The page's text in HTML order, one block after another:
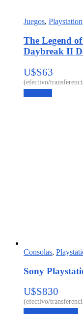
Juegos, Playstation
The Legend
Daybreak II
U$S63
Consolas,
Sony
U$S830